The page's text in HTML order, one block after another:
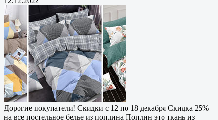
Дорогие покупатели! Скидки с 12 по 18 декабря Скидка 25%
на все постельное белье из поплина Поплин это ткань из